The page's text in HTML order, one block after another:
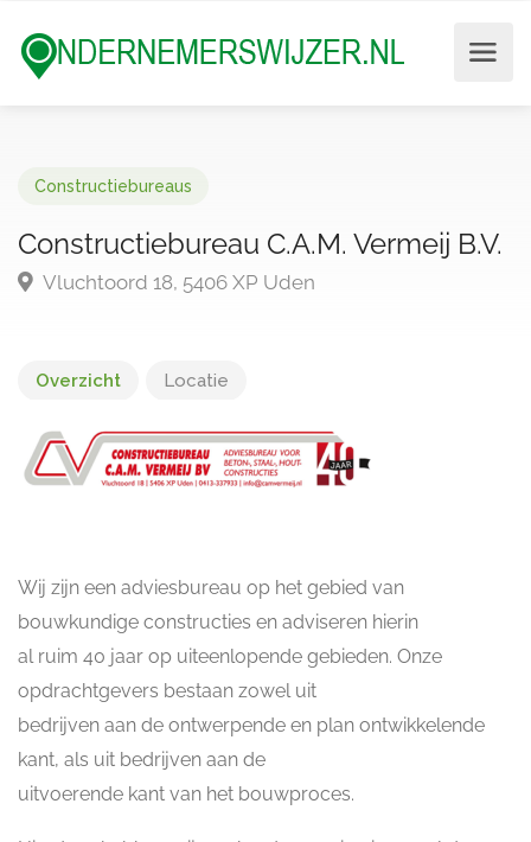
Constructiebureaus
Constructiebureau C.A.M. Vermeij B.V.
Vluchtoord 18, 5406 XP Uden
Overzicht Locatie
Wij zijn een adviesbureau op het gebied van
bouwkundige constructies en adviseren hierin
al ruim 40 jaar op uiteenlopende gebieden. Onze
opdrachtgevers bestaan zowel uit
bedrijven aan de ontwerpende en plan ontwikkelende
kant, als uit bedrijven aan de
uitvoerende kant van het bouwproces.